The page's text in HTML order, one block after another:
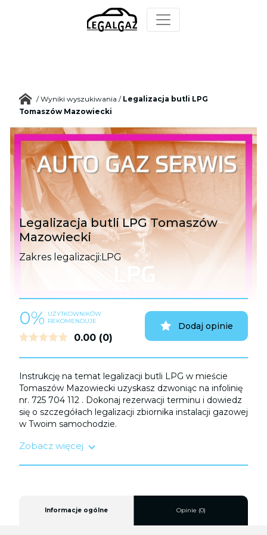
/Wyniki wyszukiwania / Legalizacja butli LPG
Tomaszów Mazowiecki
Legalizacja butli LPG Tomaszów
Mazowiecki
Zakres legalizacji:LPG
0% UŻYTKOWNIKÓW
REKOMENDUJE
0.00 (0)
Dodaj opinie
Instrukcję na temat legalizacji butli LPG w mieście
Tomaszów Mazowiecki uzyskasz dzwoniąc na infolinię
nr. 725 704 112 . Dokonaj rezerwacji terminu i dowiedz
się o szczegółach legalizacji zbiornika instalacji gazowej
w Twoim samochodzie.
Legalizacji zbiornika LPG należy dokonać:
c) Po sprowadzeniu samochodu z zagranicy.
Zobacz więcej
Informacje ogólne Opinie (0)